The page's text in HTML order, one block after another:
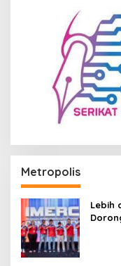
Metropolis
Lebih